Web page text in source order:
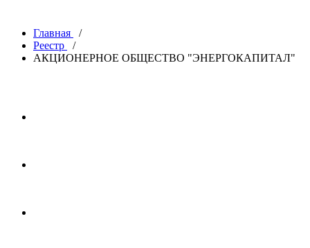
Главная
/
Реестр
/
АКЦИОНЕРНОЕ ОБЩЕСТВО "ЭНЕРГОКАПИТАЛ"